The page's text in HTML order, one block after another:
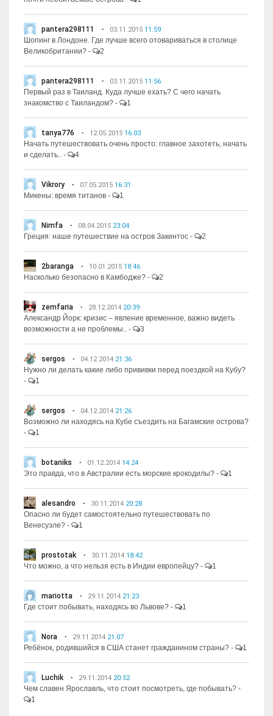
pantera298111 03.11.2015 11:59
Шопинг в Лондоне. Где лучше всего отовариваться в столице
Великобритании? - 2
pantera298111 03.11.2015 11:56
Первый раз в Таиланд. Куда лучше ехать? С чего начать
знакомство с Таиландом? - 1
tanya776 12.05.2015 16:03
Начать путешествовать очень просто: главное захотеть, начать
и сделать.. - 4
Vikrory 07.05.2015 16:31
Микены: время титанов - 1
Nimfa 08.04.2015 23:04
Греция: наше путешествие на остров Закинтос - 2
2baranga 10.01.2015 18:46
Насколько безопасно в Камбодже? - 2
zemfaria 28.12.2014 20:39
Александр Йорк: кризис – явление временное, важно видеть
возможности а не проблемы.. - 3
sergos 04.12.2014 21:36
Нужно ли делать какие либо прививки перед поездкой на Кубу?
-
1
sergos 04.12.2014 21:26
Возможно ли находясь на Кубе съездить на Багамские острова?
-
1
botaniks 01.12.2014 14:24
Это правда, что в Австралии есть морские крокодилы? - 1
alesandro 30.11.2014 20:28
Опасно ли будет самостоятельно путешествовать по
Венесуэле? - 1
prostotak 30.11.2014 18:42
Что можно, а что нельзя есть в Индии европейцу? - 1
mariotta 29.11.2014 21:23
Где стоит побывать, находясь во Львове? - 1
Nora 29.11.2014 21:07
Ребёнок, родившийся в США станет гражданином страны? - 1
Luchik 29.11.2014 20:52
Чем славен Ярославль, что стоит посмотреть, где побывать? -
1